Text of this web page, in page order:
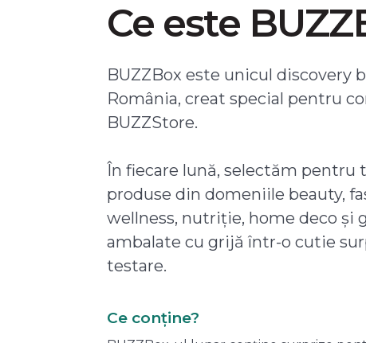
Ce este
BUZZBox este unicul discovery
România, creat special pentru
BUZZStore.
În fiecare lună, selectăm pentru
produse din domeniile beauty,
wellness, nutriție, home deco și
ambalate cu grijă într-o cutie
testare.
Ce conține?